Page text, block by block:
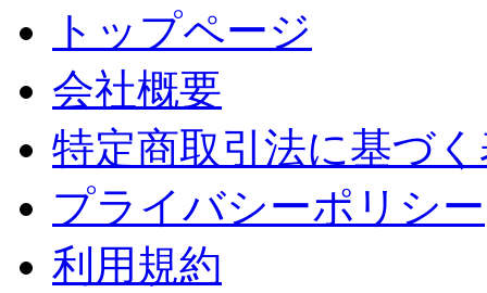
トップページ
会社概要
特定商取引法に基づ
プライバシーポリシー
利用規約